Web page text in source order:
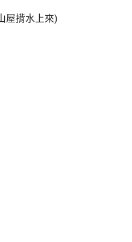
屋揹水上來)